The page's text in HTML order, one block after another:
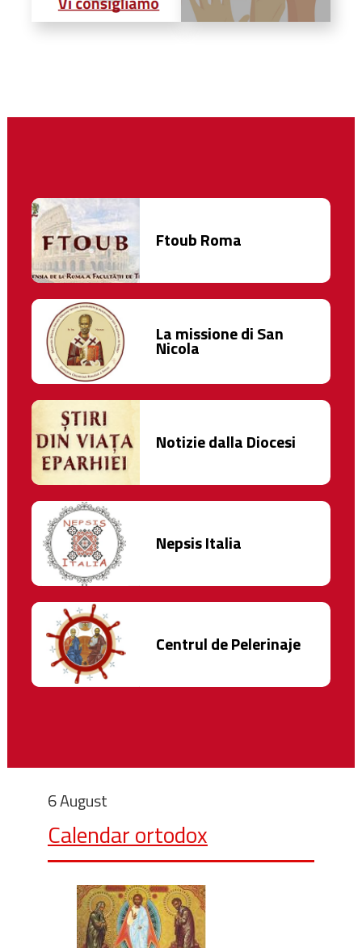
Ftoub Roma
La missione di San
Nicola
Notizie dalla Diocesi
Nepsis Italia
Centrul de Pelerinaje
6 August
Calendar ortodox